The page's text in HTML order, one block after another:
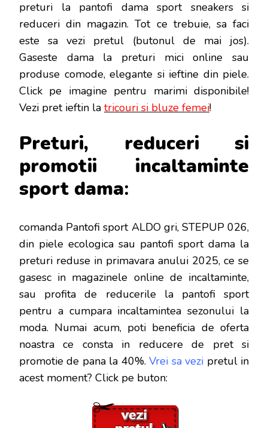
preturi la pantofi dama sport sneakers si
reduceri din magazin. Tot ce trebuie, sa faci
este sa vezi pretul (butonul de mai jos).
Gaseste dama la preturi mici online sau
produse comode, elegante si ieftine din piele.
Click pe imagine pentru marimi disponibile!
Vezi pret ieftin la tricouri si bluze femei!
Preturi, reduceri si
promotii incaltaminte
sport dama:
comanda Pantofi sport ALDO gri, STEPUP 026,
din piele ecologica sau pantofi sport dama la
preturi reduse in primavara anului 2025, ce se
gasesc in magazinele online de incaltaminte,
sau profita de reducerile la pantofi sport
pentru a cumpara incaltamintea sezonului la
moda. Numai acum, poti beneficia de oferta
noastra ce consta in reducere de pret si
promotie de pana la 40%.Vrei sa vezi pretul in
acest moment? Click pe buton: